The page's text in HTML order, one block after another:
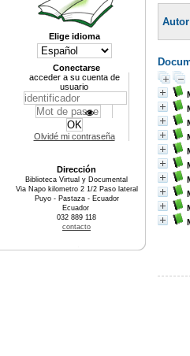
Elige idioma
Conectarse
acceder a su cuenta de
usuario
Olvidé mi contraseña
Dirección
Biblioteca Virtual y Documental
Via Napo kilometro 2 1/2 Paso lateral
Puyo - Pastaza - Ecuador
Ecuador
032 889 118
contacto